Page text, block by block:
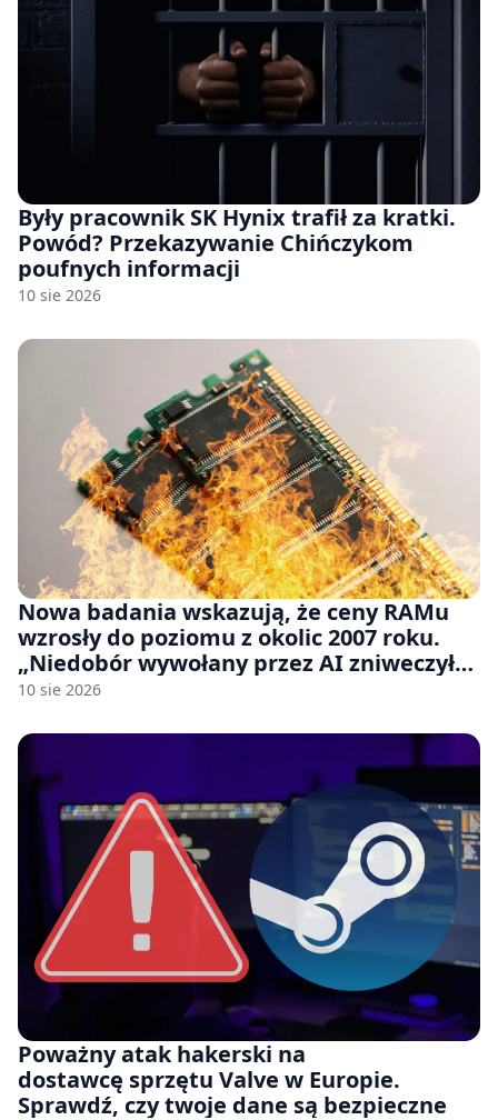
Były pracownik SK Hynix trafił za kratki.
Powód? Przekazywanie Chińczykom
poufnych informacji
10 sie 2026
Nowa badania wskazują, że ceny RAMu
wzrosły do poziomu z okolic 2007 roku.
„Niedobór wywołany przez AI zniweczył
20 lat postępów w ciągu zaledwie kilku
10 sie 2026
Poważny atak hakerski na
dostawcę sprzętu Valve w Europie.
Sprawdź, czy twoje dane są bezpieczne